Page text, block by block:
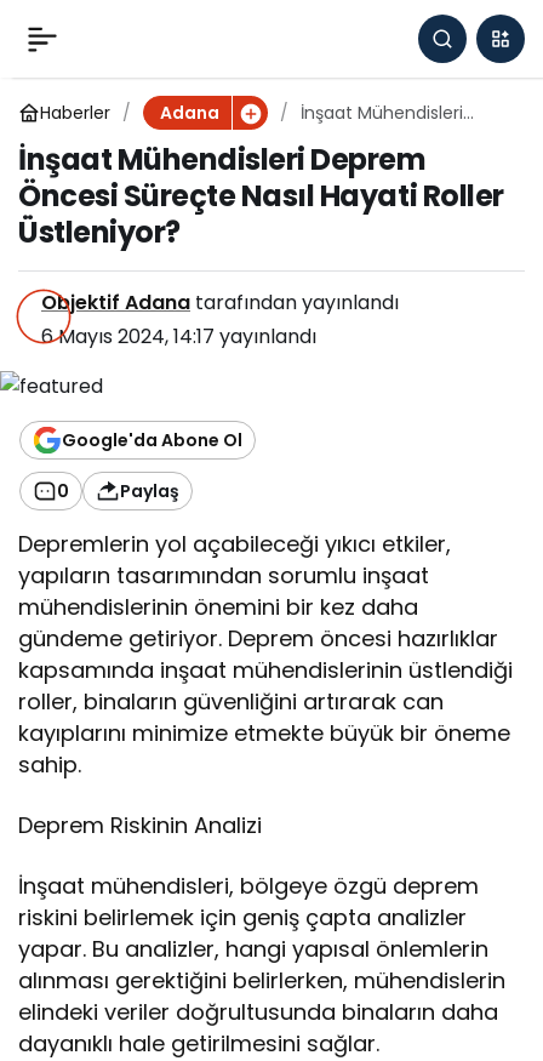
Haberler Adana
İnşaat Mühendisleri
Nasıl Hayati Roller
Üstleniyor?
İnşaat Mühendisleri Deprem
Öncesi Süreçte Nasıl Hayati Roller
Üstleniyor?
Objektif Adana tarafından yayınlandı
6 Mayıs 2024, 14:17 yayınlandı
Google'da Abone Ol
0 Paylaş
Depremlerin yol açabileceği yıkıcı etkiler,
yapıların tasarımından sorumlu inşaat
mühendislerinin önemini bir kez daha
gündeme getiriyor. Deprem öncesi hazırlıklar
kapsamında inşaat mühendislerinin üstlendiği
roller, binaların güvenliğini artırarak can
kayıplarını minimize etmekte büyük bir öneme
sahip.
Deprem Riskinin Analizi
İnşaat mühendisleri, bölgeye özgü deprem
riskini belirlemek için geniş çapta analizler
yapar. Bu analizler, hangi yapısal önlemlerin
alınması gerektiğini belirlerken, mühendislerin
elindeki veriler doğrultusunda binaların daha
dayanıklı hale getirilmesini sağlar.
İnşaat Mühendisleri
Deprem Öncesi Süreçte
Nasıl Hayati Roller
Üstleniyor?